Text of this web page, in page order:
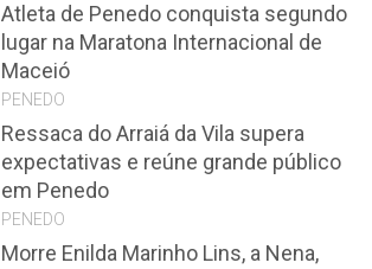
Atleta de Penedo conquista segundo
lugar na Maratona Internacional de
Maceió
PENEDO
Ressaca do Arraiá da Vila supera
expectativas e reúne grande público
em Penedo
PENEDO
Morre Enilda Marinho Lins, a Nena,